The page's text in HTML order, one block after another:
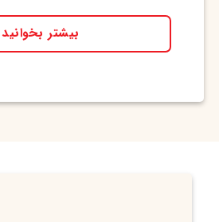
بیشتر بخوانید